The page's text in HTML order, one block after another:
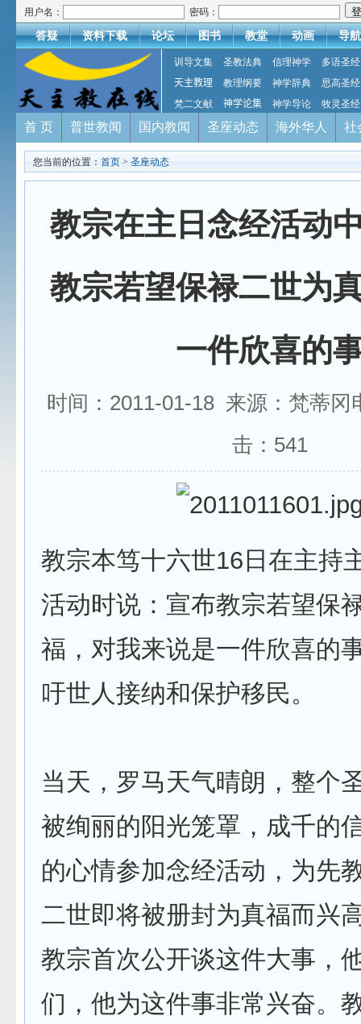
用户名： 密码：
答疑 资料下载 论坛 图书 教堂 动画 导航
训导文集 圣教法典 信理神学
多语圣经
天主教理
教理纲要 神学辞典
思高圣经
梵二文献
神学论集 神学导论 牧灵圣经
首 页 普世教闻 国内教闻 圣座动态 海外华人 社
您当前的位置： 首页 > 圣座动态
教宗在主日念经活动
教宗若望保禄二世为
一件欣喜的
时间：2011-01-18 来源：梵蒂
击： 541
教宗本笃十六世16日在主持
活动时说：宣布教宗若望保
福，对我来说是一件欣喜的
吁世人接纳和保护移民。
当天，罗马天气晴朗，整个
被绚丽的阳光笼罩，成千的
的心情参加念经活动，为先
二世即将被册封为真福而兴
教宗首次公开谈这件大事，
们，他为这件事非常兴奋。